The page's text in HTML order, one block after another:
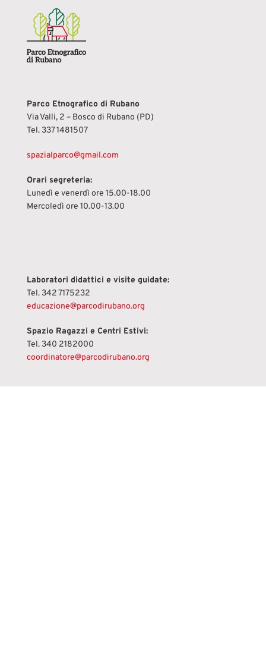
Parco Etnografico di Rubano
Via Valli, 2 – Bosco di Rubano (PD)
Tel. 337 1481507
spazialparco@gmail.com
Orari segreteria:
Lunedì e venerdì ore 15.00-18.00
Mercoledì ore 10.00-13.00
Laboratori didattici e visite guidate:
Tel. 342 7175232
educazione@parcodirubano.org
Spazio Ragazzi e Centri Estivi:
Tel. 340 2182000
coordinatore@parcodirubano.org